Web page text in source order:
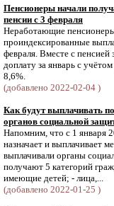
Пенсионеры начали
пенсии с 3 февраля
Неработающие
проиндексированные
февраля. Вместе с
доплату за январь с
8,6%.
(добавлено 2022-02-04 )
Как будут выплачивать
органов социальной
Напомним, что с 1 января
назначает и выплачивает
выплачивали органы
получают 5 категорий
имеющие детей; - лица,...
(добавлено 2022-01-25 )